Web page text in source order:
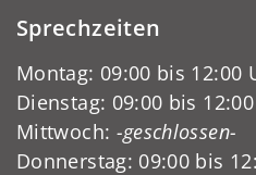
Sprechzeiten
Montag: 09:00 bis 12:00
Dienstag: 09:00 bis
Mittwoch: -geschlossen-
Donnerstag: 09:00 bis